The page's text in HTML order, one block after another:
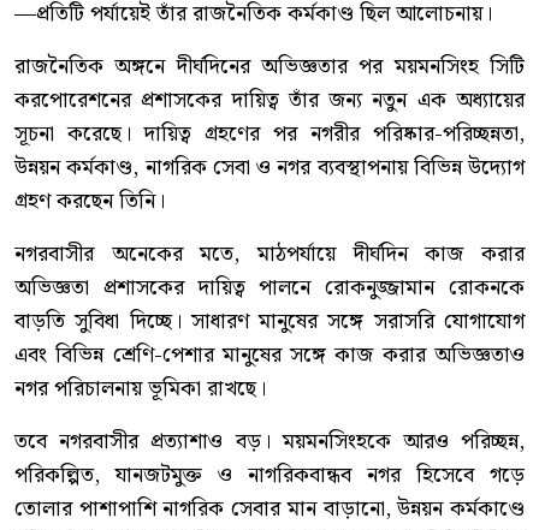
—প্রতিটি পর্যায়েই তাঁর রাজনৈতিক কর্মকাণ্ড ছিল আলোচনায়।
রাজনৈতিক অঙ্গনে দীর্ঘদিনের অভিজ্ঞতার পর ময়মনসিংহ সিটি
করপোরেশনের প্রশাসকের দায়িত্ব তাঁর জন্য নতুন এক অধ্যায়ের
সূচনা করেছে। দায়িত্ব গ্রহণের পর নগরীর পরিষ্কার-পরিচ্ছন্নতা,
উন্নয়ন কর্মকাণ্ড, নাগরিক সেবা ও নগর ব্যবস্থাপনায় বিভিন্ন উদ্যোগ
গ্রহণ করছেন তিনি।
নগরবাসীর অনেকের মতে, মাঠপর্যায়ে দীর্ঘদিন কাজ করার
অভিজ্ঞতা প্রশাসকের দায়িত্ব পালনে রোকনুজ্জামান রোকনকে
বাড়তি সুবিধা দিচ্ছে। সাধারণ মানুষের সঙ্গে সরাসরি যোগাযোগ
এবং বিভিন্ন শ্রেণি-পেশার মানুষের সঙ্গে কাজ করার অভিজ্ঞতাও
নগর পরিচালনায় ভূমিকা রাখছে।
তবে নগরবাসীর প্রত্যাশাও বড়। ময়মনসিংহকে আরও পরিচ্ছন্ন,
পরিকল্পিত, যানজটমুক্ত ও নাগরিকবান্ধব নগর হিসেবে গড়ে
তোলার পাশাপাশি নাগরিক সেবার মান বাড়ানো, উন্নয়ন কর্মকাণ্ডে